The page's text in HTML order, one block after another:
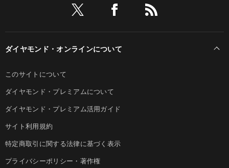
ダイヤモンド・オンラインについて
このサイトについて
ダイヤモンド・プレミアムについて
ダイヤモンド・プレミアム活用ガイド
サイト利用規約
特定商取引に関する法律に基づく表示
プライバシーポリシー・著作権